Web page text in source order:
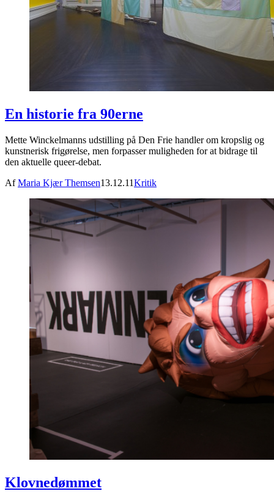
En historie fra 90erne
Mette Winckelmanns udstilling på Den Frie handler om kropslig og
kunstnerisk frigørelse, men forpasser muligheden for at bidrage til
den aktuelle queer-debat.
AfMaria Kjær Themsen13.12.11Kritik
Klovnedømmet